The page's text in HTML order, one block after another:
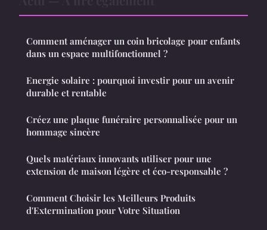
Comment aménager un coin bricolage pour enfants
dans un espace multifonctionnel ?
Energie solaire : pourquoi investir pour un avenir
durable et rentable
Créez une plaque funéraire personnalisée pour un
hommage sincère
Quels matériaux innovants utiliser pour une
extension de maison légère et éco-responsable ?
Comment Choisir les Meilleurs Produits
d'Extermination pour Votre Situation